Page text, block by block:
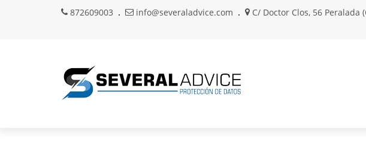
872609003 info@severaladvice.com C/ Doctor Clos, 56 Peralada